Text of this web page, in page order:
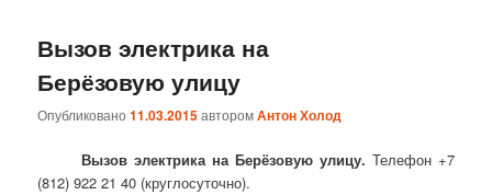
Вызов электрика на
Берёзовую улицу
Опубликовано11.03.2015авторомАнтон Холод
Вызов электрика на Берёзовую улицу. Телефон +7
(812) 922 21 40 (круглосуточно).